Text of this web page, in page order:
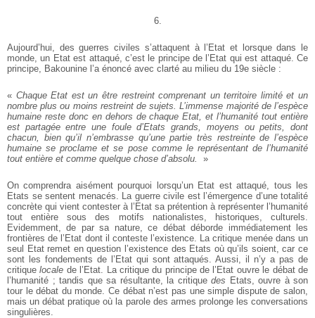
6.
Aujourd’hui, des guerres civiles s’attaquent à l’Etat et lorsque dans le
monde, un Etat est attaqué, c’est le principe de l’Etat qui est attaqué. Ce
principe, Bakounine l’a énoncé avec clarté au milieu du 19e siècle :
« Chaque Etat est un être restreint comprenant un territoire limité et un
nombre plus ou moins restreint de sujets. L’immense majorité de l’espèce
humaine reste donc en dehors de chaque Etat, et l’humanité tout entière
est partagée entre une foule d’Etats grands, moyens ou petits, dont
chacun, bien qu’il n’embrasse qu’une partie très restreinte de l’espèce
humaine se proclame et se pose comme le représentant de l’humanité
tout entière et comme quelque chose d’absolu.
»
On comprendra aisément pourquoi lorsqu’un Etat est attaqué, tous les
Etats se sentent menacés. La guerre civile est l’émergence d’une totalité
concrète qui vient contester à l’Etat sa prétention à représenter l’humanité
tout entière sous des motifs nationalistes, historiques, culturels.
Evidemment, de par sa nature, ce débat déborde immédiatement les
frontières de l’Etat dont il conteste l’existence. La critique menée dans un
seul Etat remet en question l’existence des Etats où qu’ils soient, car ce
sont les fondements de l’Etat qui sont attaqués. Aussi, il n’y a pas de
critiquelocale de l’Etat. La critique du principe de l’Etat ouvre le débat de
l’humanité ; tandis que sa résultante, la critique des Etats, ouvre à son
tour le débat du monde. Ce débat n’est pas une simple dispute de salon,
mais un débat pratique où la parole des armes prolonge les conversations
singulières.